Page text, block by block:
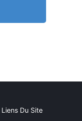
Liens Du Site